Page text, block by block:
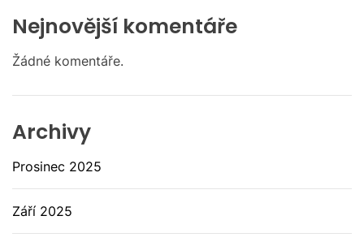
Nejnovější komentáře
Žádné komentáře.
Archivy
Prosinec 2025
Září 2025